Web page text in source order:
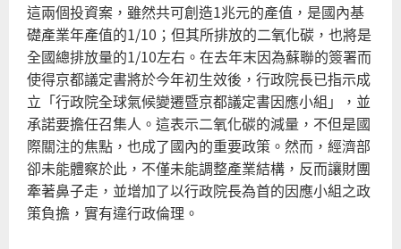
這兩個投資案，雖然共可創造1兆元的產值，是國內基
礎產業年產值的1/10；但其所排放的二氧化碳，也將是
全國總排放量的1/10左右。在去年末因為蘇聯的簽署而
使得京都議定書將於今年初生效後，行政院長已指示成
立「行政院全球氣候變遷暨京都議定書因應小組」，並
承諾要擔任召集人。這表示二氧化碳的減量，不但是國
際關注的焦點，也成了國內的重要政策。然而，經濟部
卻未能體察於此，不僅未能調整產業結構，反而讓財團
牽著鼻子走，並增加了以行政院長為首的因應小組之政
策負擔，實有違行政倫理。